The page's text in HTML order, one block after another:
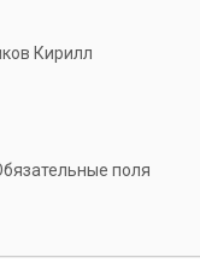
Кирилл
поля